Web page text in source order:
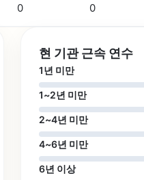
0 0
현 기관 근속 연수
1년 미만
1~2년 미만
2~4년 미만
4~6년 미만
6년 이상